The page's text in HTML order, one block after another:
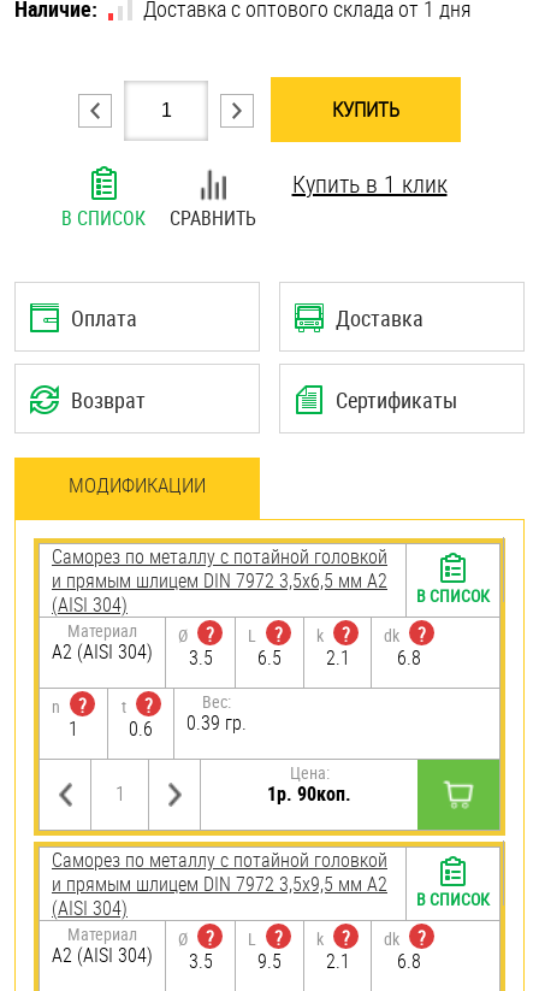
Наличие:
Доставка с оптового склада от 1 дня
КУПИТЬ
В СПИСОК СРАВНИТЬ
Купить в 1 клик
Оплата Доставка
Возврат Сертификаты
МОДИФИКАЦИИ
Саморез по металлу с потайной головкой
и прямым шлицем DIN 7972 3,5х6,5 мм А2
(AISI 304)
Материал
А2 (AISI 304)
Ø
?
3.5
L
?
6.5
k
?
2.1
dk
?
6.8
n
?
1
t
?
0.6
Вес:
0.39 гр.
Цена:
1р. 90коп.
В СПИСОК
Саморез по металлу с потайной головкой
и прямым шлицем DIN 7972 3,5х9,5 мм А2
(AISI 304)
Материал
А2 (AISI 304)
Ø
?
3.5
L
?
9.5
k
?
2.1
dk
?
6.8
В СПИСОК